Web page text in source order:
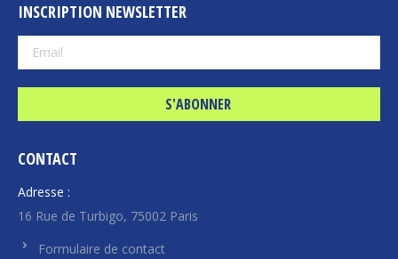
INSCRIPTION NEWSLETTER
CONTACT
Adresse :
16 Rue de Turbigo, 75002 Paris
Formulaire de contact